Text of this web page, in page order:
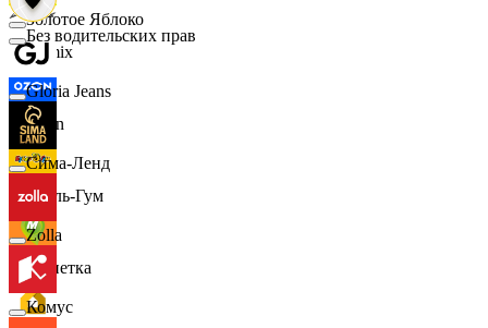
Demix
Ozon
Бубль-Гум
Монетка
Золотое Яблоко
Gloria Jeans
Сима-Ленд
Zolla
Комус
Без водительских прав